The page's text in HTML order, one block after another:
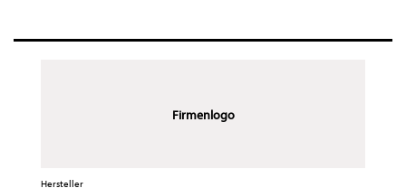
Firmenlogo
Hersteller